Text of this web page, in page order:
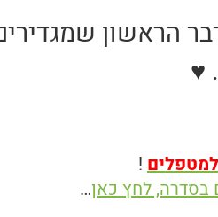
הראשון
♥
!
לחץ כאן…